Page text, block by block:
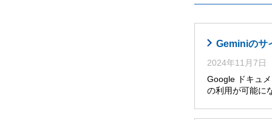
Geminiのサ
2024年11月7日
Google ドキュ
の利用が可能に